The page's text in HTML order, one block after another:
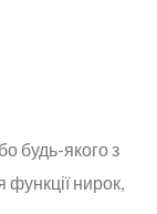
будь-якого з
нирок,